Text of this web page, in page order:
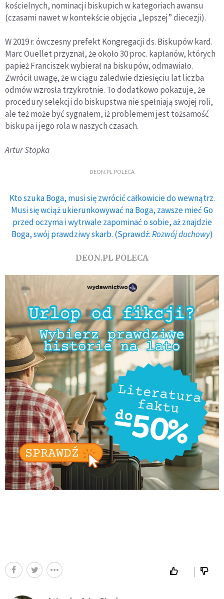
kościelnych, nominacji biskupich w kategoriach awansu
(czasami nawet w kontekście objęcia „lepszej” diecezji).
W 2019 r. ówczesny prefekt Kongregacji ds. Biskupów kard.
Marc Ouellet przyznał, że około 30 proc. kapłanów, których
papież Franciszek wybierał na biskupów, odmawiało.
Zwrócił uwagę, że w ciągu zaledwie dziesięciu lat liczba
odmów wzrosła trzykrotnie. To dodatkowo pokazuje, że
procedury selekcji do biskupstwa nie spełniają swojej roli,
ale też może być sygnałem, iż problemem jest tożsamość
biskupa i jego rola w naszych czasach.
Artur Stopka
DEON.PL POLECA
Kto szuka Boga, musi się zwrócić całkowicie do wewnątrz.
Musi się wciąż ukierunkowywać na Boga, zawsze mieć Go
przed oczyma i wytrwale zapominać o sobie, aż znajdzie
Boga, swój prawdziwy skarb. (Sprawdź:Rozwój duchowy)
DEON.PL POLECA